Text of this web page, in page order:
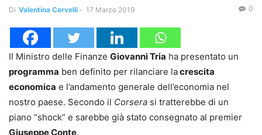
Di Valentina Cervelli - 17 Marzo 2019 0
Il Ministro delle Finanze Giovanni Tria ha presentato un
programma ben definito per rilanciare lacrescita
economica e l’andamento generale dell’economia nel
nostro paese. Secondo il Corsera si tratterebbe di un
piano “shock” e sarebbe già stato consegnato al premier
Giuseppe Conte.